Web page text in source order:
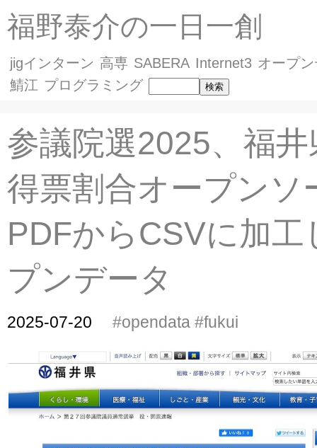
福野泰介の一日一創
jigインターン 高専 SABERA Internet3 オープ
鯖江 プログラミング
参議院選2025、福
得票割合オープンソ
PDFからCSVに加工
プンデータ
2025-07-20 #opendata #fukui